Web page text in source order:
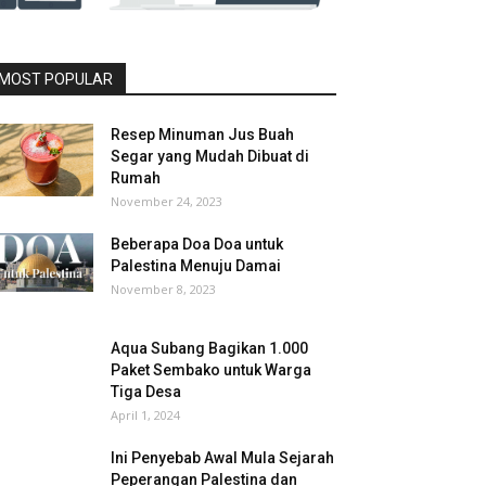
POPULAR
Resep Minuman Jus Buah
Segar yang Mudah Dibuat di
Rumah
November 24, 2023
Beberapa Doa Doa untuk
Palestina Menuju Damai
November 8, 2023
Aqua Subang Bagikan 1.000
Paket Sembako untuk Warga
Tiga Desa
April 1, 2024
Ini Penyebab Awal Mula Sejarah
Peperangan Palestina dan